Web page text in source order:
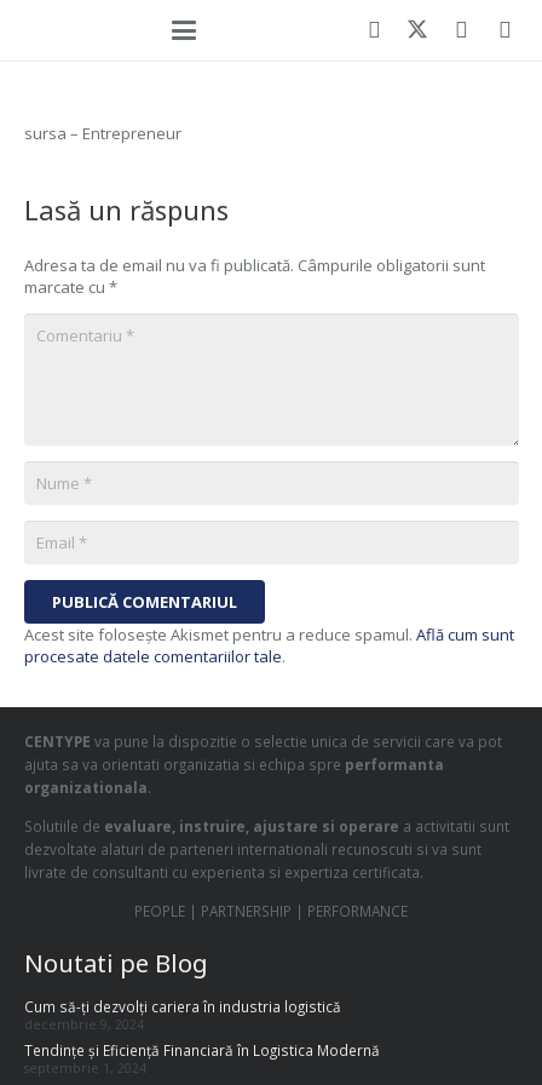
sursa – Entrepreneur
Lasă un răspuns
Adresa ta de email nu va fi publicată. Câmpurile obligatorii sunt
marcate cu *
PUBLICĂ COMENTARIUL
Acest site folosește Akismet pentru a reduce spamul. Află cum sunt
procesate datele comentariilor tale.
CENTYPE va pune la dispozitie o selectie unica de servicii care va pot
ajuta sa va orientati organizatia si echipa spre performanta
organizationala.
Solutiile de evaluare, instruire, ajustare si operare a activitatii sunt
dezvoltate alaturi de parteneri internationali recunoscuti si va sunt
livrate de consultanti cu experienta si expertiza certificata.
PEOPLE | PARTNERSHIP | PERFORMANCE
Noutati pe Blog
Cum să-ți dezvolți cariera în industria logistică
decembrie 9, 2024
Tendințe și Eficiență Financiară în Logistica Modernă
septembrie 1, 2024